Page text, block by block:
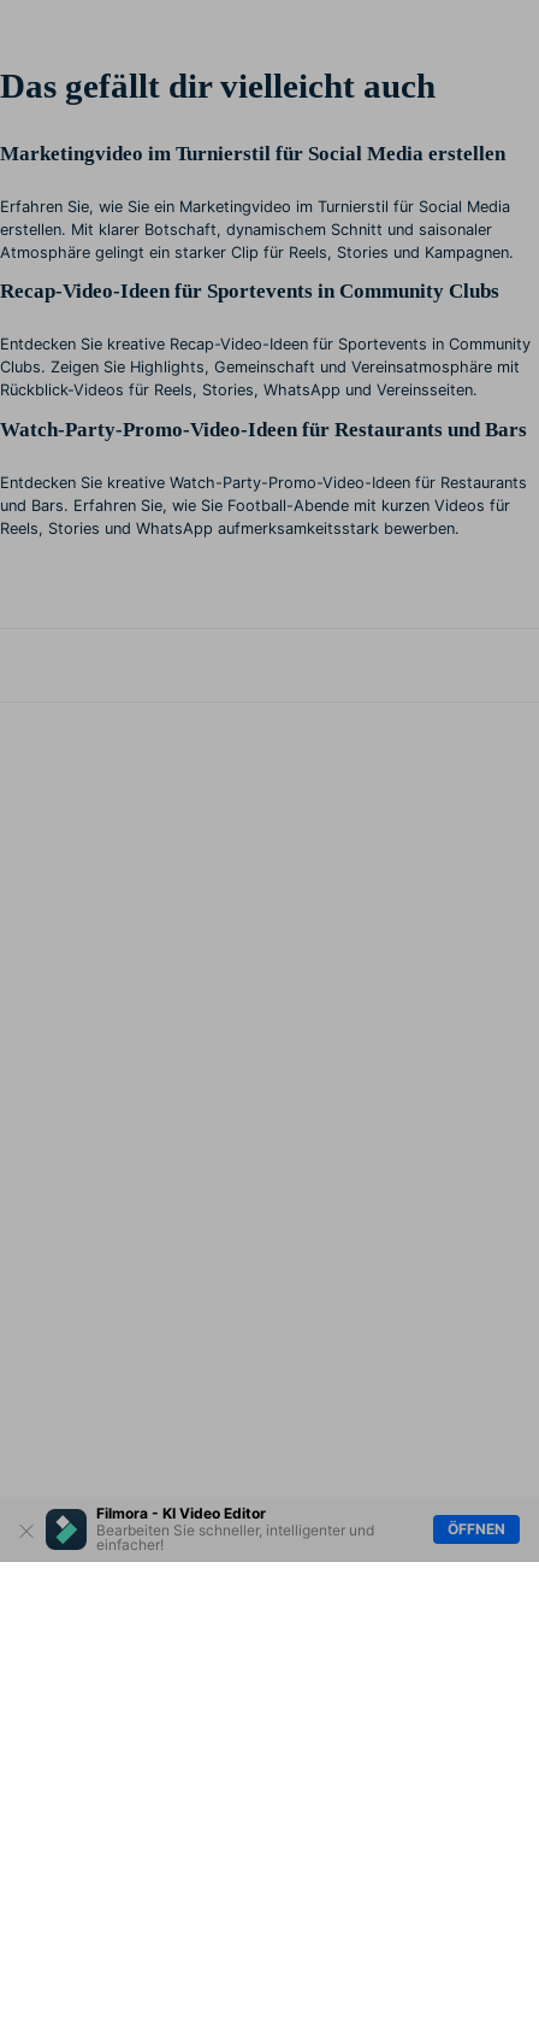
Filmora - KI Video Editor
Bearbeiten Sie schneller, intelligenter und
einfacher!
ÖFFNEN
Das gefällt dir vielleicht auch
Marketingvideo im Turnierstil für Social Media erstellen
Erfahren Sie, wie Sie ein Marketingvideo im Turnierstil für Social Media
erstellen. Mit klarer Botschaft, dynamischem Schnitt und saisonaler
Atmosphäre gelingt ein starker Clip für Reels, Stories und Kampagnen.
Recap-Video-Ideen für Sportevents in Community Clubs
Entdecken Sie kreative Recap-Video-Ideen für Sportevents in Community
Clubs. Zeigen Sie Highlights, Gemeinschaft und Vereinsatmosphäre mit
Rückblick-Videos für Reels, Stories, WhatsApp und Vereinsseiten.
Watch-Party-Promo-Video-Ideen für Restaurants und Bars
Entdecken Sie kreative Watch-Party-Promo-Video-Ideen für Restaurants
und Bars. Erfahren Sie, wie Sie Football-Abende mit kurzen Videos für
Reels, Stories und WhatsApp aufmerksamkeitsstark bewerben.